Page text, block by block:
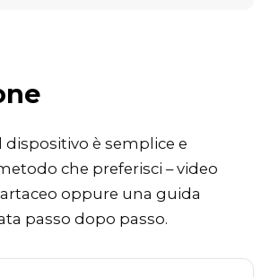
dispositivo è semplice e
che preferisci – video
oppure una guida
passo dopo passo.